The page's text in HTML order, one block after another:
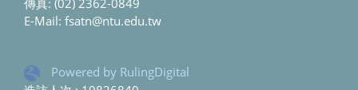
E-Mail: fsatn@ntu.edu.tw
Powered by RulingDigital